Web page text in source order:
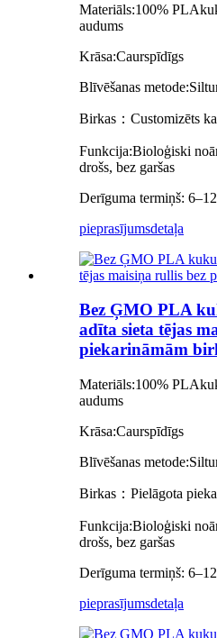
Materiāls:100% PLA
audums
Krāsa:Caurspīdīgs
Blīvēšanas metode:
Birkas： Customizēts
Funkcija:Bioloģiski
drošs, bez garšas
Derīguma termiņš:
pieprasījumsdetaļa
Bez ĢMO PLA
adīta sieta tējas
piekarināmām
Materiāls:100% PLA
audums
Krāsa:Caurspīdīgs
Blīvēšanas metode:
Birkas：Pielāgota
Funkcija:Bioloģiski
drošs, bez garšas
Derīguma termiņš:
pieprasījumsdetaļa